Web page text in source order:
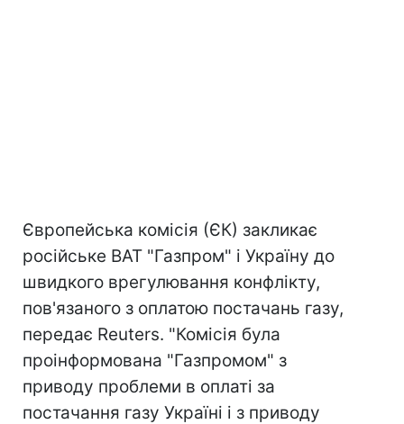
Європейська комісія (ЄК) закликає
російське ВАТ "Газпром" і Україну до
швидкого врегулювання конфлікту,
пов'язаного з оплатою постачань газу,
передає Reuters. "Комісія була
проінформована "Газпромом" з
приводу проблеми в оплаті за
постачання газу Україні і з приводу